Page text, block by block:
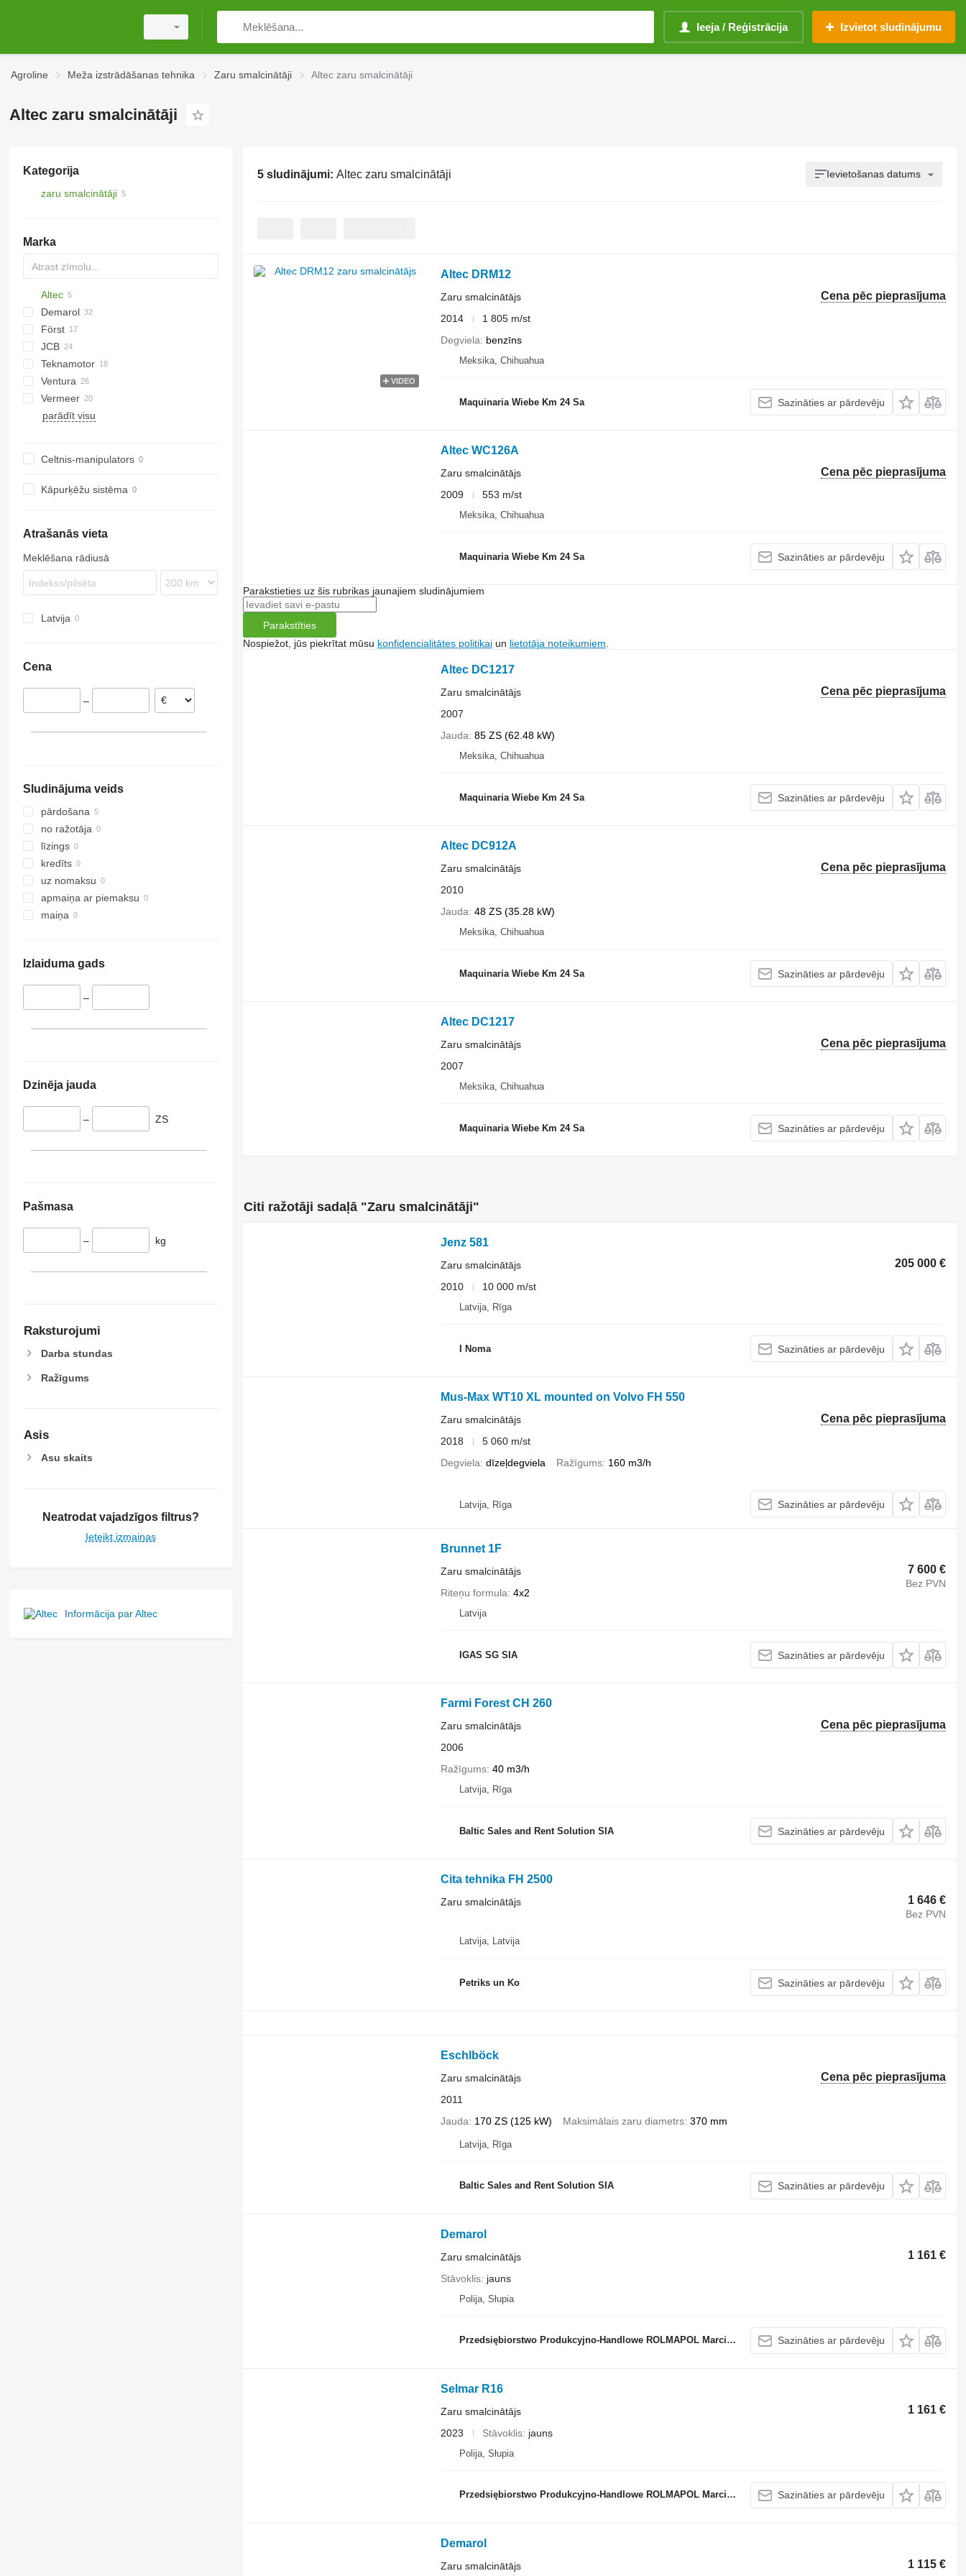
Ieeja / Reģistrācija Izvietot sludinājumu
Agroline Meža izstrādāšanas tehnika Zaru smalcinātāji Altec zaru smalcinātāji
Altec zaru smalcinātāji
Kategorija
zaru smalcinātāji
Marka
Altec
CK
Demarol
R-12
R-13
Tajga
AK
DW
Biber
Först
ST
TR
Arborist
QuadTrak
JCB
A-series
Hem
1510 E
Crambo
Big X
CS
TP
OL
PTH
MR
Teknamotor
Skorpion
1270
TW
Ventura
Vermeer
BC
FH
MZA
parādīt visu
Celtnis-manipulators
Kāpurķēžu sistēma
Atrašanās vieta
Meklēšana rādiusā
Latvija
Cena
–
Sludinājuma veids
pārdošana
no ražotāja
līzings
kredīts
uz nomaksu
apmaiņa ar piemaksu
maiņa
Izlaiduma gads
–
Dzinēja jauda
– ZS
Pašmasa
– kg
Raksturojumi
Darba stundas
Ražīgums
Asis
Asu skaits
Neatrodat vajadzīgos filtrus?
Ieteikt izmaiņas
Informācija par Altec
5 sludinājumi: Altec zaru smalcinātāji Ievietošanas datums
VIDEO
Altec DRM12
Cena pēc pieprasījuma
Zaru smalcinātājs
2014
1 805 m/st
Degviela
benzīns
Meksika, Chihuahua
Maquinaria Wiebe Km 24 Sa Sazināties ar pārdevēju
Altec WC126A
Cena pēc pieprasījuma
Zaru smalcinātājs
2009
553 m/st
Meksika, Chihuahua
Maquinaria Wiebe Km 24 Sa Sazināties ar pārdevēju
Parakstieties uz šis rubrikas jaunajiem sludinājumiem
Parakstīties
Nospiežot, jūs piekrītat mūsu konfidencialitātes politikaiun lietotāja noteikumiem
Altec DC1217
Cena pēc pieprasījuma
Zaru smalcinātājs
2007
Jauda 85 ZS (62.48 kW)
Meksika, Chihuahua
Maquinaria Wiebe Km 24 Sa Sazināties ar pārdevēju
Altec DC912A
Cena pēc pieprasījuma
Zaru smalcinātājs
2010
Jauda 48 ZS (35.28 kW)
Meksika, Chihuahua
Maquinaria Wiebe Km 24 Sa Sazināties ar pārdevēju
Altec DC1217
Cena pēc pieprasījuma
Zaru smalcinātājs
2007
Meksika, Chihuahua
Maquinaria Wiebe Km 24 Sa Sazināties ar pārdevēju
Citi ražotāji sadaļā "Zaru smalcinātāji"
Jenz 581
205 000 €
Zaru smalcinātājs
2010
10 000 m/st
Latvija, Rīga
I Noma Sazināties ar pārdevēju
Mus-Max WT10 XL mounted on Volvo FH 550
Cena pēc pieprasījuma
Zaru smalcinātājs
2018
5 060 m/st
Degviela dīzeļdegviela Ražīgums 160 m3/h
Latvija, Rīga Sazināties ar pārdevēju
Brunnet 1F
7 600 €
Bez PVN
Zaru smalcinātājs
Riteņu formula 4x2
Latvija
IGAS SG SIA Sazināties ar pārdevēju
Farmi Forest CH 260
Cena pēc pieprasījuma
Zaru smalcinātājs
2006
Ražīgums 40 m3/h
Latvija, Rīga
Baltic Sales and Rent Solution SIA Sazināties ar pārdevēju
Cita tehnika FH 2500
1 646 €
Bez PVN
Zaru smalcinātājs
Latvija, Latvija
Petriks un Ko Sazināties ar pārdevēju
Eschlböck
Cena pēc pieprasījuma
Zaru smalcinātājs
2011
Jauda
170 ZS (125 kW) Maksimālais zaru diametrs 370 mm
Latvija, Rīga
Baltic Sales and Rent Solution SIA Sazināties ar pārdevēju
Demarol
1 161 €
Zaru smalcinātājs
Stāvoklis jauns
Polija, Słupia
Przedsiębiorstwo Produkcyjno-Handlowe ROLMAPOL Marcin Dziekan Sazināties ar pārdevēju
Selmar R16
1 161 €
Zaru smalcinātājs
2023
Stāvoklis jauns
Polija, Słupia
Przedsiębiorstwo Produkcyjno-Handlowe ROLMAPOL Marcin Dziekan Sazināties ar pārdevēju
Demarol
1 115 €
Zaru smalcinātājs